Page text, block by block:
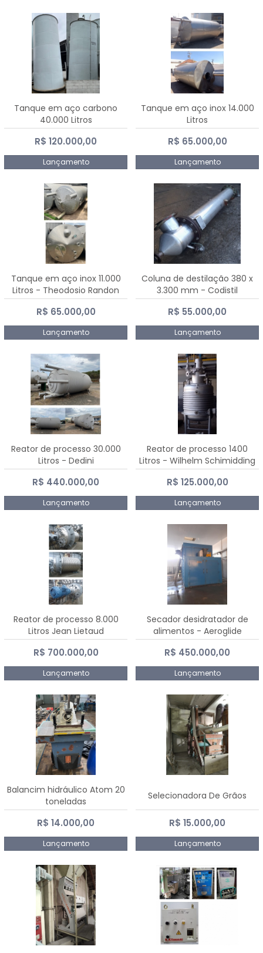
Tanque em aço carbono
40.000 Litros
R$ 120.000,00
Lançamento
Tanque em aço inox 14.000
Litros
R$ 65.000,00
Lançamento
Tanque em aço inox 11.000
Litros - Theodosio Randon
R$ 65.000,00
Lançamento
Coluna de destilação 380 x
3.300 mm - Codistil
R$ 55.000,00
Lançamento
Reator de processo 30.000
Litros - Dedini
R$ 440.000,00
Lançamento
Reator de processo 1400
Litros - Wilhelm Schimidding
R$ 125.000,00
Lançamento
Reator de processo 8.000
Litros Jean Lietaud
R$ 700.000,00
Lançamento
Secador desidratador de
alimentos - Aeroglide
R$ 450.000,00
Lançamento
Balancim hidráulico Atom 20
toneladas
R$ 14.000,00
Lançamento
Selecionadora De Grãos
R$ 15.000,00
Lançamento